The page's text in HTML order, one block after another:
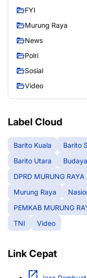
FYI
Murung Raya
News
Polri
Sosial
Video
Label Cloud
Barito Kuala Barito
Barito Utara
Budaya
DPRD MURUNG RAYA
Murung Raya
PEMKAB MURUNG
TNI
Video
Link Cepat